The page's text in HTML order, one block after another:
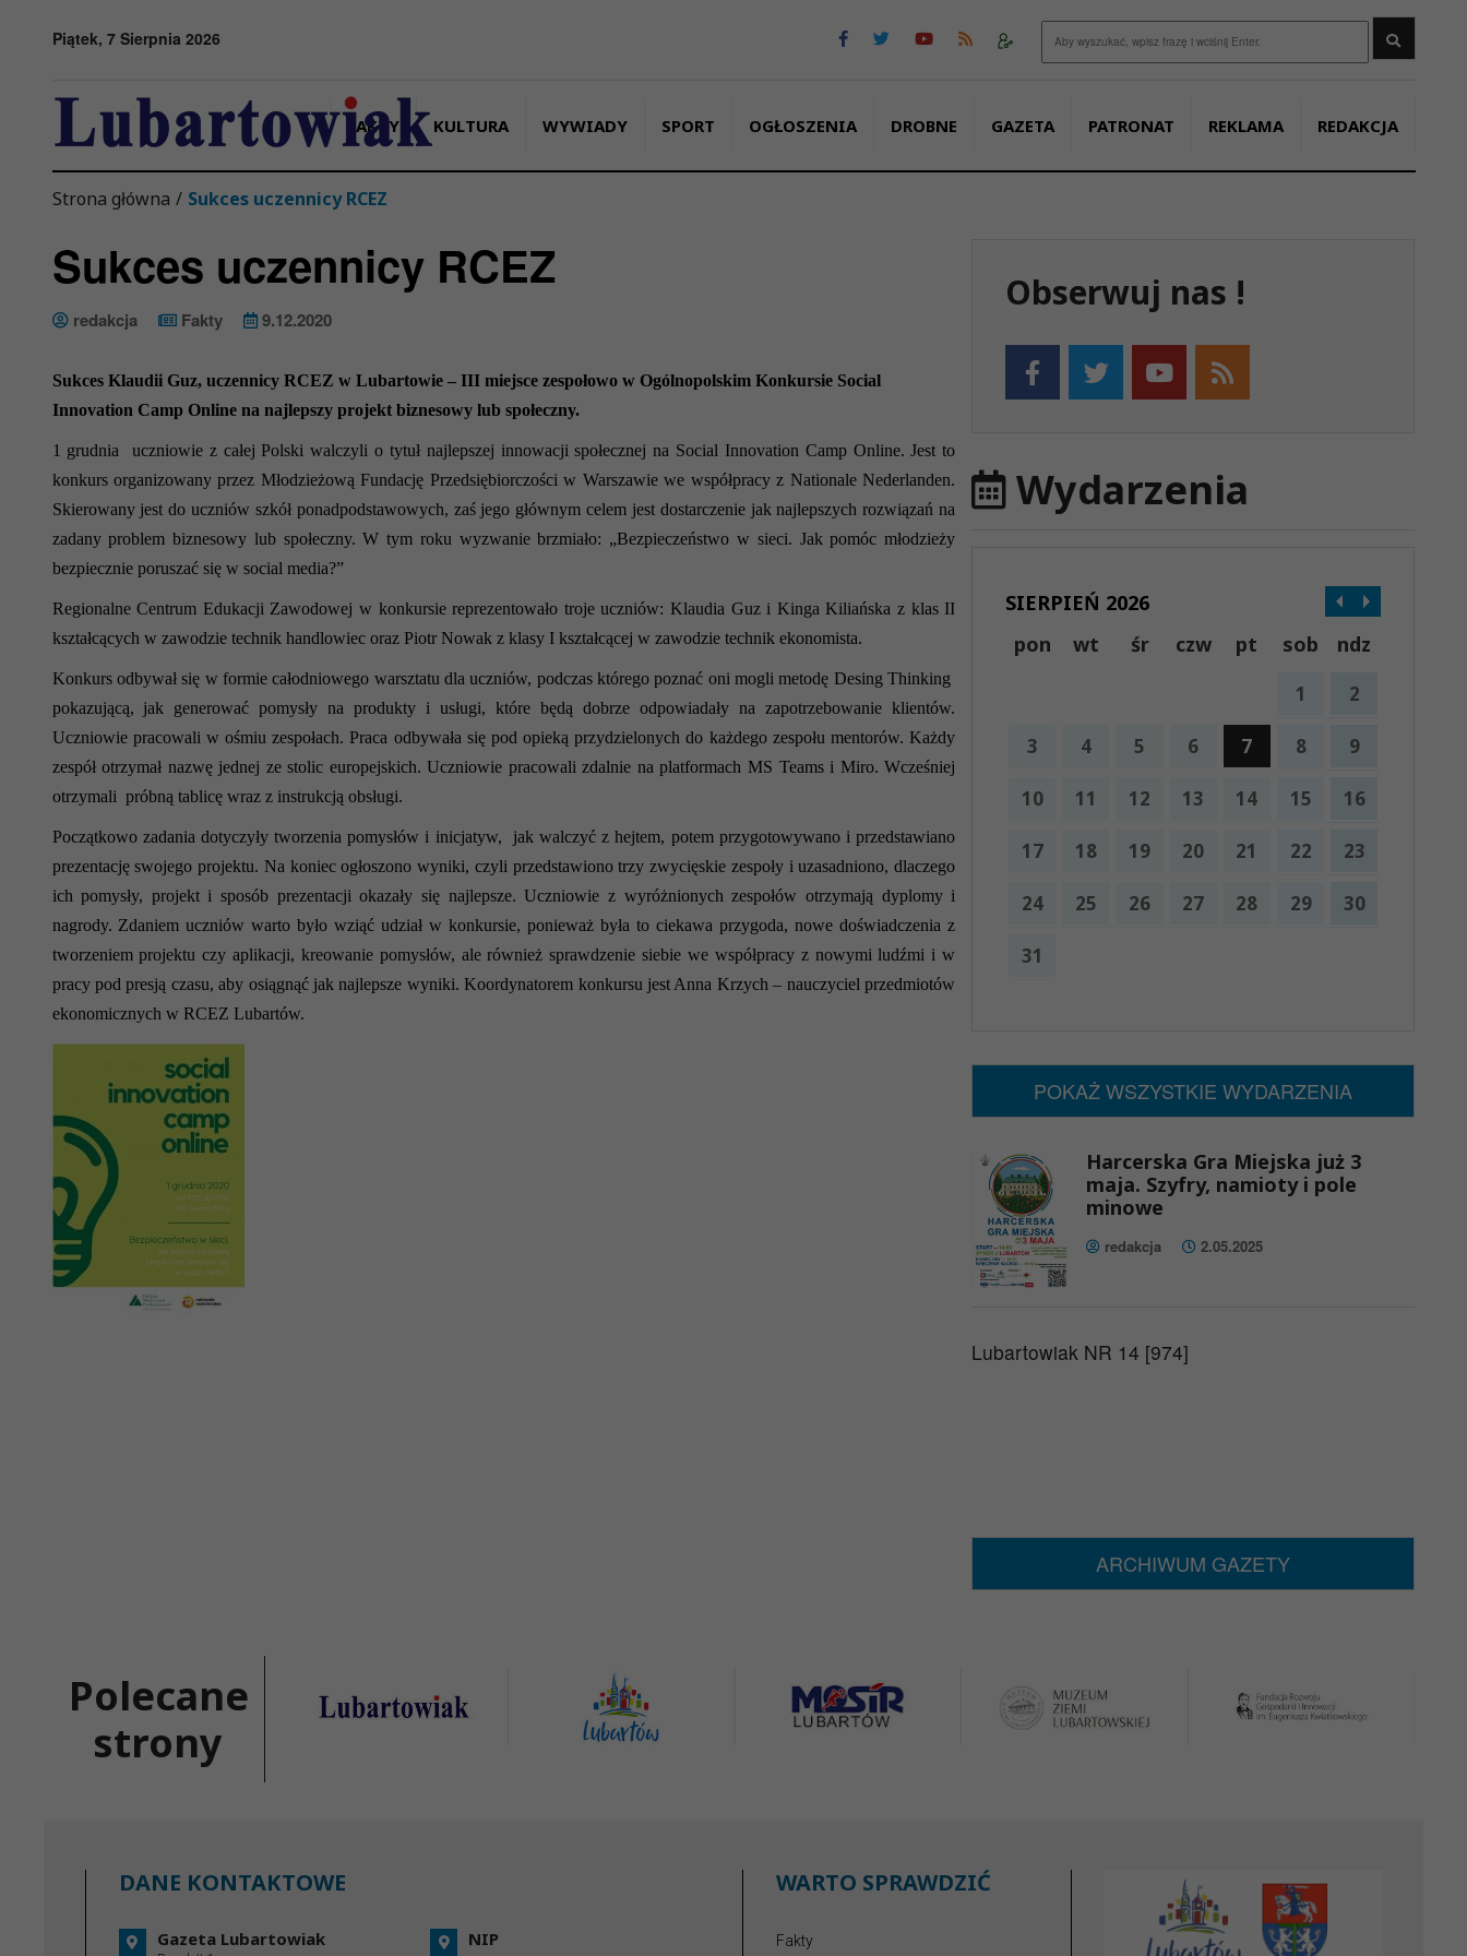
Piątek, 7 Sierpnia 2026
FAKTY KULTURA WYWIADY SPORT OGŁOSZENIA DROBNE GAZETA PATRONAT REKLAMA REDAKCJA
Strona główna / Sukces uczennicy RCEZ
Sukces uczennicy RCEZ
redakcja Fakty 9.12.2020
Sukces Klaudii Guz, uczennicy RCEZ w Lubartowie – III miejsce zespołowo w Ogólnopolskim Konkursie Social
Innovation Camp Online na najlepszy projekt biznesowy lub społeczny.
1 grudnia uczniowie z całej Polski walczyli o tytuł najlepszej innowacji społecznej na Social Innovation Camp Online. Jest to
konkurs organizowany przez Młodzieżową Fundację Przedsiębiorczości w Warszawie we współpracy z Nationale Nederlanden.
Skierowany jest do uczniów szkół ponadpodstawowych, zaś jego głównym celem jest dostarczenie jak najlepszych rozwiązań na
zadany problem biznesowy lub społeczny. W tym roku wyzwanie brzmiało: „Bezpieczeństwo w sieci. Jak pomóc młodzieży
bezpiecznie poruszać się w social media?”
Regionalne Centrum Edukacji Zawodowej w konkursie reprezentowało troje uczniów: Klaudia Guz i Kinga Kiliańska z klas II
kształcących w zawodzie technik handlowiec oraz Piotr Nowak z klasy I kształcącej w zawodzie technik ekonomista.
Konkurs odbywał się w formie całodniowego warsztatu dla uczniów, podczas którego poznać oni mogli metodę Desing Thinking
pokazującą, jak generować pomysły na produkty i usługi, które będą dobrze odpowiadały na zapotrzebowanie klientów.
Uczniowie pracowali w ośmiu zespołach. Praca odbywała się pod opieką przydzielonych do każdego zespołu mentorów. Każdy
zespół otrzymał nazwę jednej ze stolic europejskich. Uczniowie pracowali zdalnie na platformach MS Teams i Miro. Wcześniej
otrzymali próbną tablicę wraz z instrukcją obsługi.
Początkowo zadania dotyczyły tworzenia pomysłów i inicjatyw, jak walczyć z hejtem, potem przygotowywano i przedstawiano
prezentację swojego projektu. Na koniec ogłoszono wyniki, czyli przedstawiono trzy zwycięskie zespoły i uzasadniono, dlaczego
ich pomysły, projekt i sposób prezentacji okazały się najlepsze. Uczniowie z wyróżnionych zespołów otrzymają dyplomy i
nagrody. Zdaniem uczniów warto było wziąć udział w konkursie, ponieważ była to ciekawa przygoda, nowe doświadczenia z
tworzeniem projektu czy aplikacji, kreowanie pomysłów, ale również sprawdzenie siebie we współpracy z nowymi ludźmi i w
pracy pod presją czasu, aby osiągnąć jak najlepsze wyniki.Koordynatorem konkursu jest Anna Krzych – nauczyciel przedmiotów
ekonomicznych w RCEZ Lubartów.
Obserwuj nas !
Wydarzenia
SIERPIEŃ 2026
pon
wt śr czw pt sob ndz
1 2
3 4 5 6 7 8 9
10 11 12 13 14 15 16
17 18 19 20 21 22 23
24 25 26 27 28 29 30
31
POKAŻ WSZYSTKIE WYDARZENIA
Harcerska Gra Miejska już 3
maja. Szyfry, namioty i pole
minowe
redakcja 2.05.2025
Lubartowiak NR 14 [974]
ARCHIWUM GAZETY
Polecane
strony
DANE KONTAKTOWE
Gazeta Lubartowiak NIP
WARTO SPRAWDZIĆ
Fakty